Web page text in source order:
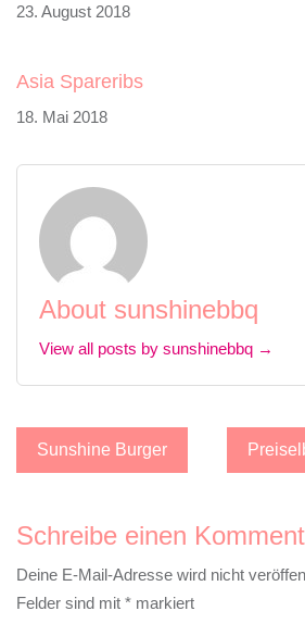
23. August 2018
Asia Spareribs
18. Mai 2018
About sunshinebbq
View all posts by sunshinebbq →
Beitragsnavigation
Sunshine Burger
Schreibe einen
Deine E-Mail-Adresse wird nicht
Felder sind mit * markiert